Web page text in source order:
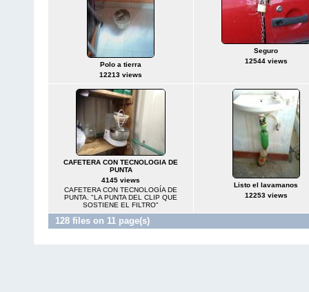
Polo a tierra
12213 views
Seguro
12544 views
CAFETERA CON TECNOLOGIA DE
PUNTA
4145 views
CAFETERA CON TECNOLOGÍA DE
PUNTA. "LA PUNTA DEL CLIP QUE
SOSTIENE EL FILTRO"
Listo el lavamanos
12253 views
128 files on 11 page(s)